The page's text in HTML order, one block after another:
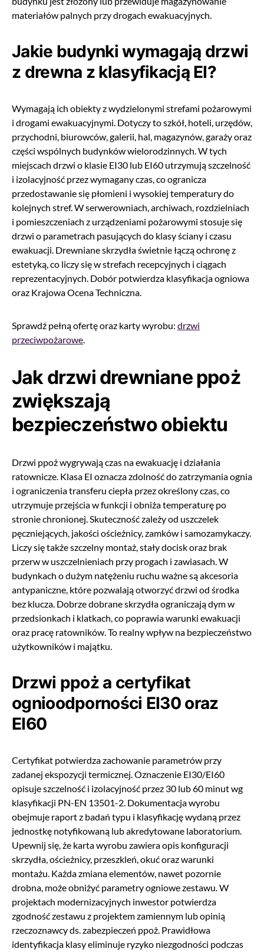
materiałów palnych przy drogach ewakuacyjnych.
Jakie budynki wymagają drzwi
z drewna z klasyfikacją EI?
Wymagają ich obiekty z wydzielonymi strefami pożarowymi
i drogami ewakuacyjnymi. Dotyczy to szkół, hoteli, urzędów,
przychodni, biurowców, galerii, hal, magazynów, garaży oraz
części wspólnych budynków wielorodzinnych. W tych
miejscach drzwi o klasie EI30 lub EI60 utrzymują szczelność
i izolacyjność przez wymagany czas, co ogranicza
przedostawanie się płomieni i wysokiej temperatury do
kolejnych stref. W serwerowniach, archiwach, rozdzielniach
i pomieszczeniach z urządzeniami pożarowymi stosuje się
drzwi o parametrach pasujących do klasy ściany i czasu
ewakuacji. Drewniane skrzydła świetnie łączą ochronę z
estetyką, co liczy się w strefach recepcyjnych i ciągach
reprezentacyjnych. Dobór potwierdza klasyfikacja ogniowa
oraz Krajowa Ocena Techniczna.
Sprawdź pełną ofertę oraz karty wyrobu: drzwi
przeciwpożarowe.
Jak drzwi drewniane ppoż
zwiększają
bezpieczeństwo obiektu
Drzwi ppoż wygrywają czas na ewakuację i działania
ratownicze. Klasa EI oznacza zdolność do zatrzymania ognia
i ograniczenia transferu ciepła przez określony czas, co
utrzymuje przejścia w funkcji i obniża temperaturę po
stronie chronionej. Skuteczność zależy od uszczelek
pęczniejących, jakości ościeżnicy, zamków i samozamykaczy.
Liczy się także szczelny montaż, stały docisk oraz brak
przerw w uszczelnieniach przy progach i zawiasach. W
budynkach o dużym natężeniu ruchu ważne są akcesoria
antypaniczne, które pozwalają otworzyć drzwi od środka
bez klucza. Dobrze dobrane skrzydła ograniczają dym w
przedsionkach i klatkach, co poprawia warunki ewakuacji
oraz pracę ratowników. To realny wpływ na bezpieczeństwo
użytkowników i majątku.
Drzwi ppoż a certyfikat
ognioodporności EI30 oraz
EI60
Certyfikat potwierdza zachowanie parametrów przy
zadanej ekspozycji termicznej. Oznaczenie EI30/EI60
opisuje szczelność i izolacyjność przez 30 lub 60 minut wg
klasyfikacji PN-EN 13501-2. Dokumentacja wyrobu
obejmuje raport z badań typu i klasyfikację wydaną przez
jednostkę notyfikowaną lub akredytowane laboratorium.
Upewnij się, że karta wyrobu zawiera opis konfiguracji
skrzydła, ościeżnicy, przeszkleń, okuć oraz warunki
montażu. Każda zmiana elementów, nawet pozornie
drobna, może obniżyć parametry ogniowe zestawu. W
projektach modernizacyjnych inwestor potwierdza
zgodność zestawu z projektem zamiennym lub opinią
rzeczoznawcy ds. zabezpieczeń ppoż. Prawidłowa
identyfikacja klasy eliminuje ryzyko niezgodności podczas